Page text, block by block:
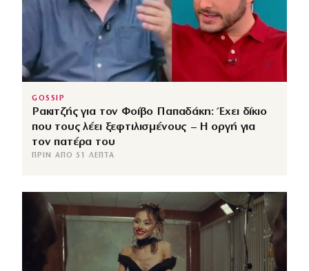
GOSSIP
Ρακιτζής για τον Φοίβο Παπαδάκη: Έχει δίκιο
που τους λέει ξεφτιλισμένους – Η οργή για
τον πατέρα του
ΠΡΙΝ ΑΠΌ 51 ΛΕΠΤΆ